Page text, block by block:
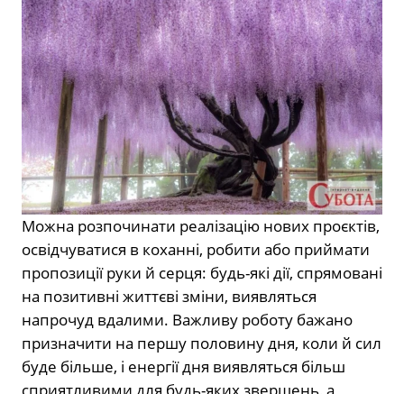
Можна розпочинати реалізацію нових проєктів,
освідчуватися в коханні, робити або приймати
пропозиції руки й серця: будь-які дії, спрямовані
на позитивні життєві зміни, виявляться
напрочуд вдалими. Важливу роботу бажано
призначити на першу половину дня, коли й сил
буде більше, і енергії дня виявляться більш